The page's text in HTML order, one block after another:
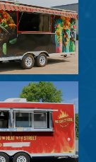
(België)